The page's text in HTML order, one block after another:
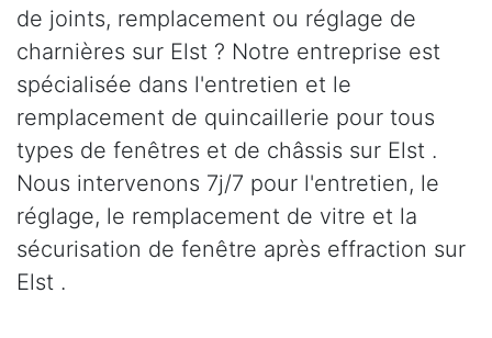
de joints, remplacement ou réglage de
charnières sur Elst ? Notre entreprise est
spécialisée dans l'entretien et le
remplacement de quincaillerie pour tous
types de fenêtres et de châssis sur Elst .
Nous intervenons 7j/7 pour l'entretien, le
réglage, le remplacement de vitre et la
sécurisation de fenêtre après effraction sur
Elst .